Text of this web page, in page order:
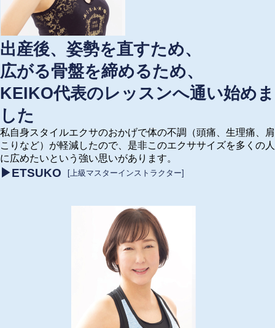
出産後、姿勢を直すため、
広がる骨盤を締めるため、
KEIKO代表のレッスンへ通い始めま
した
私自身スタイルエクサのおかげで体の不調（頭痛、生理痛、肩
こりなど）が軽減したので、是非このエクササイズを多くの人
に広めたいという強い思いがあります。
▶ETSUKO [上級マスターインストラクター]